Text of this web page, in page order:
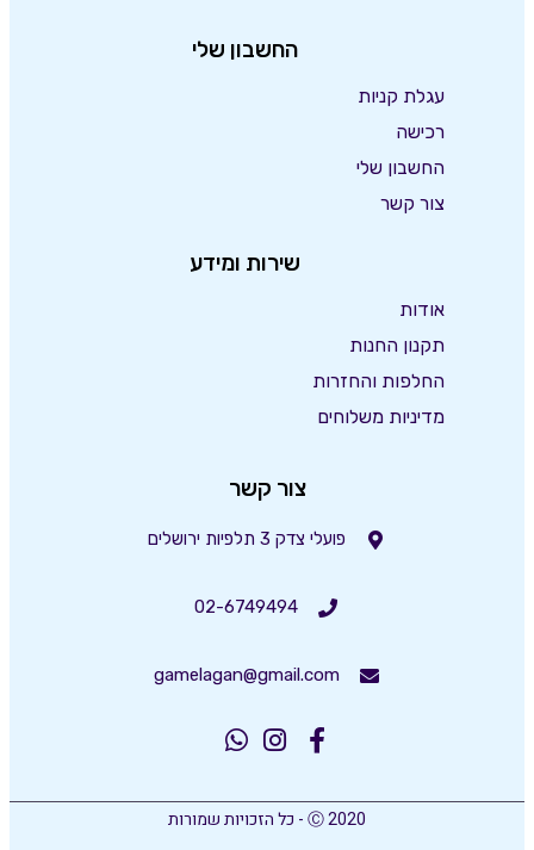
החשבון שלי
עגלת קניות
רכישה
החשבון שלי
צור קשר
שירות ומידע
אודות
תקנון החנות
החלפות והחזרות
מדיניות משלוחים
צור קשר
פועלי צדק 3 תלפיות ירושלים
02-6749494
gamelagan@gmail.com
Ⓒ 2020 - כל הזכויות שמורות